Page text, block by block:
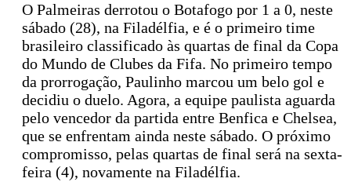
O Palmeiras derrotou o Botafogo por 1 a 0, neste
sábado (28), na Filadélfia, e é o primeiro time
brasileiro classificado às quartas de final da Copa
do Mundo de Clubes da Fifa. No primeiro tempo
da prorrogação, Paulinho marcou um belo gol e
decidiu o duelo. Agora, a equipe paulista aguarda
pelo vencedor da partida entre Benfica e Chelsea,
que se enfrentam ainda neste sábado. O próximo
compromisso, pelas quartas de final será na sexta-
feira (4), novamente na Filadélfia.